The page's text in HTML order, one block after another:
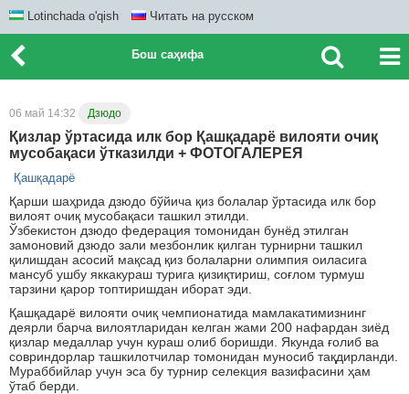
Lotinchada o'qish Читать на русском
Бош саҳифа
06 май 14:32 Дзюдо
Қизлар ўртасида илк бор Қашқадарё вилояти очиқ
мусобақаси ўтказилди + ФОТОГАЛЕРЕЯ
Қашқадарё
Қарши шаҳрида дзюдо бўйича қиз болалар ўртасида илк бор
вилоят очиқ мусобақаси ташкил этилди.
Ўзбекистон дзюдо федерация томонидан бунёд этилган
замоновий дзюдо зали мезбонлик қилган турнирни ташкил
қилишдан асосий мақсад қиз болаларни олимпия оиласига
мансуб ушбу яккакураш турига қизиқтириш, соғлом турмуш
тарзини қарор топтиришдан иборат эди.
Қашқадарё вилояти очиқ чемпионатида мамлакатимизнинг
деярли барча вилоятларидан келган жами 200 нафардан зиёд
қизлар медаллар учун кураш олиб боришди. Якунда ғолиб ва
совриндорлар ташкилотчилар томонидан муносиб тақдирланди.
Мураббийлар учун эса бу турнир селекция вазифасини ҳам
ўтаб берди.